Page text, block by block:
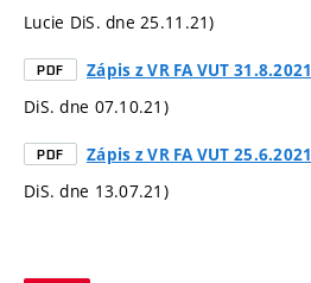
Lucie DiS. dne 25.11.21)
PDF Zápis z VR FA VUT 31.8.2021
DiS. dne 07.10.21)
PDF Zápis z VR FA VUT 25.6.2021
DiS. dne 13.07.21)